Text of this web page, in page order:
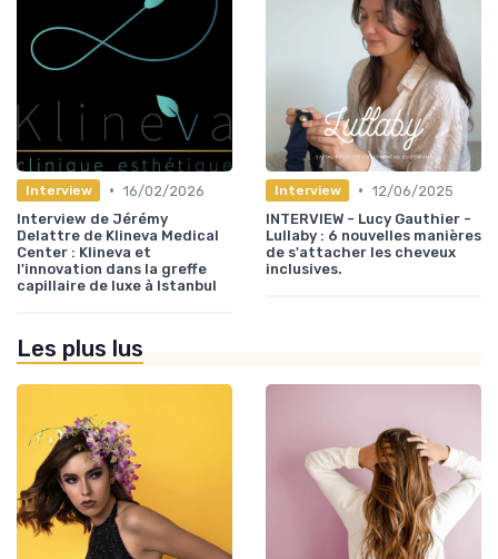
Interview • 16/02/2026
Interview de Jérémy
Delattre de Klineva Medical
Center : Klineva et
l'innovation dans la greffe
capillaire de luxe à Istanbul
Interview • 12/06/2025
INTERVIEW - Lucy Gauthier -
Lullaby : 6 nouvelles manières
de s'attacher les cheveux
inclusives.
Les plus lus